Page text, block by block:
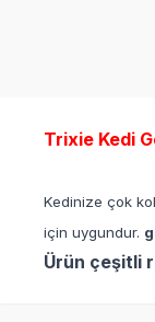
Trixie Kedi
Kedinize çok
için uygundur.
Ürün çeşitli